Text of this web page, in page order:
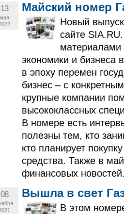
13
мая
Майский номер
Новый
сайте
экономики и бизнеса
в эпоху перемен
бизнес – с
крупные компании
высококлассных
В номере есть
полезны тем, кто
кто планирует
средства. Также в
финансовых
08 Вышла в свет
В этом